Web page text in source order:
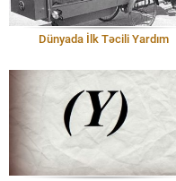
Dünyada İlk Təcili Yardım